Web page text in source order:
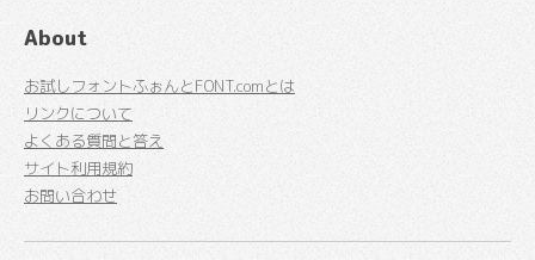
About
お試しフォントふぉんとFONT.comとは
リンクについて
よくある質問と答え
サイト利用規約
お問い合わせ